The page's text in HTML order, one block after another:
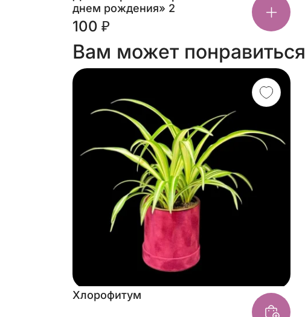
днем рождения» 2
100 ₽
Вам может понравиться
Хлорофитум